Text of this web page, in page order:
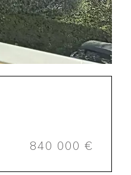
840 000 €